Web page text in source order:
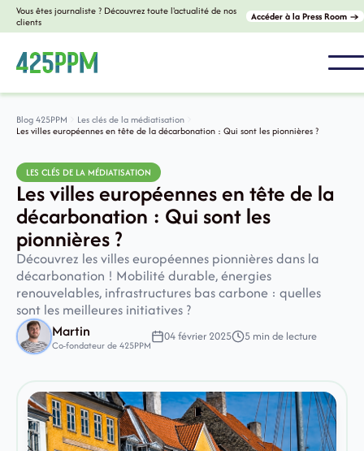
Vous êtes journaliste ? Découvrez toute l'actualité de nos
clients
Accéder à la Press Room →
Blog 425PPM
Les clés de la médiatisation
Les villes européennes en tête de la décarbonation : Qui sont les pionnières ?
LES CLÉS DE LA MÉDIATISATION
Les villes européennes en tête de la
décarbonation : Qui sont les
pionnières ?
Découvrez les villes européennes pionnières dans la
décarbonation ! Mobilité durable, énergies
renouvelables, infrastructures bas carbone : quelles
sont les meilleures initiatives ?
Martin
Co-fondateur de 425PPM
04 février 2025 5 min de lecture